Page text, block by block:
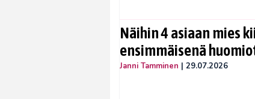
Näihin 4 asiaan mies
ensimmäisenä
Janni Tamminen | 29.07.2026